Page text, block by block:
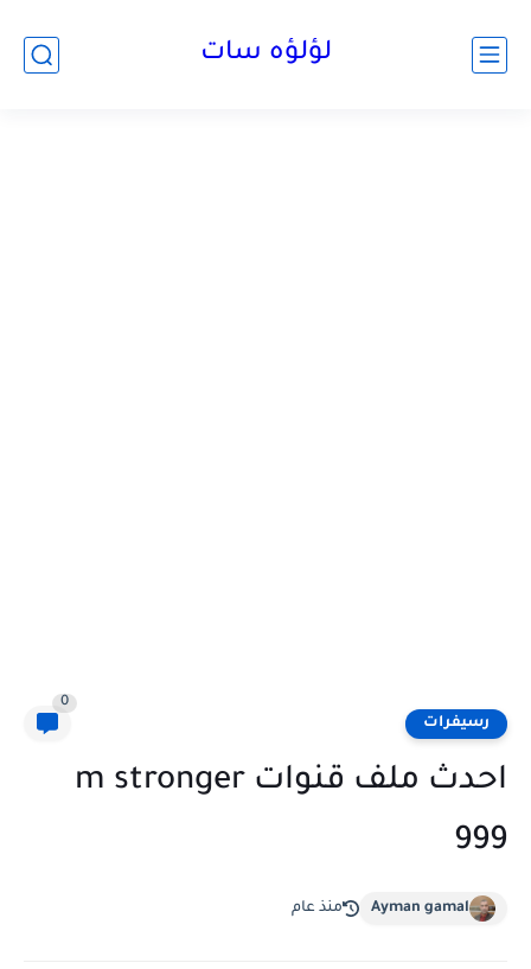
لؤلؤه سات
رسيفرات
0
احدث ملف قنوات m stronger
999
Ayman gamal منذ عام